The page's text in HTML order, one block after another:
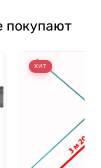
покупают
ХИТ